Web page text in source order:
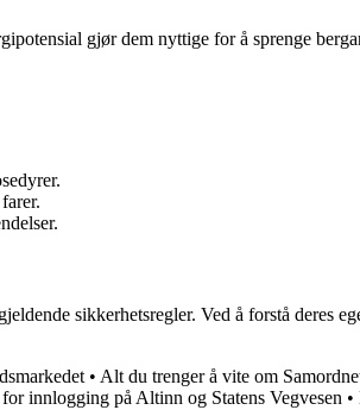
gjør dem nyttige for å sprenge
sikkerhetsregler. Ved å forstå deres
• Alt du trenger å vite om
innlogging på Altinn og Statens Vegvesen •